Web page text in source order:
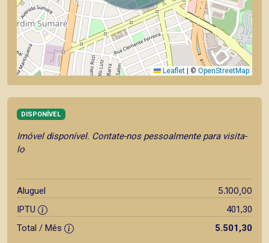
Leaflet © OpenStreetMap
DISPONÍVEL
Imóvel disponível. Contate-nos pessoalmente para visita-
lo
Aluguel 5.100,00
IPTU
401,30
Total / Mês
5.501,30